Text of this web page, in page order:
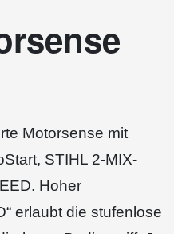
Motorsense mit
STIHL 2-MIX-
Hoher
erlaubt die stufenlose